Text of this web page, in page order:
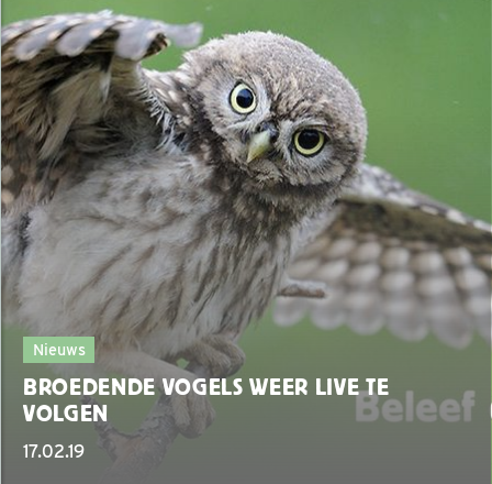
Nieuws
BROEDENDE VOGELS WEER LIVE TE
VOLGEN
17.02.19